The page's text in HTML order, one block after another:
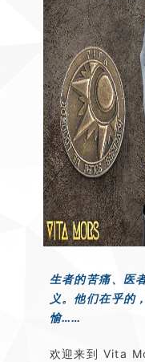
生者的苦痛、医
义。他们在乎的
愉……
欢迎来到 Vita